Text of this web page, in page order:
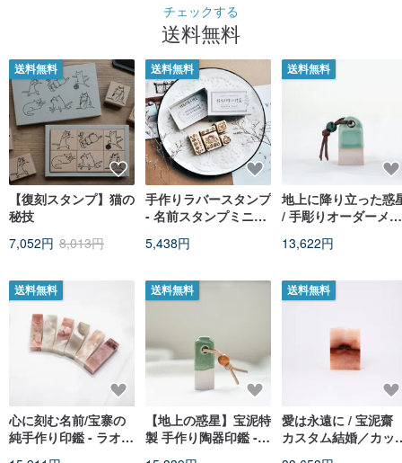
チェックする
送料無料
送料無料
【復刻スタンプ】猫の
秘技
7,052円 8,013円
送料無料
心に刻む名前/宝寨の
純手作り印鑑 - ラオス
送料無料
手作りラバースタンプ
- 名前スタンプミニギ
ト5個入り)
5,438円
送料無料
【地上の惑星】宝泥特
製 手作り陶器印鑑 -
送料無料
地上に降り立った惑
/ 手彫りオーダーメイ
ゥス
13,622円
送料無料
愛は永遠に / 宝泥齋
カスタム結婚／カッ